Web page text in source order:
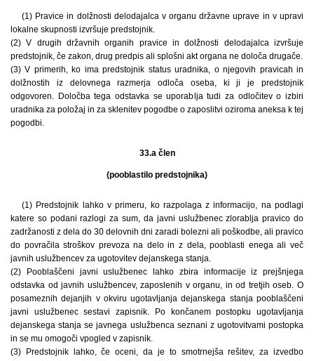
(1) Pravice in dolžnosti delodajalca v organu državne uprave in v upravi
lokalne skupnosti izvršuje predstojnik.
(2) V drugih državnih organih pravice in dolžnosti delodajalca izvršuje
predstojnik, če zakon, drug predpis ali splošni akt organa ne določa drugače.
(3) V primerih, ko ima predstojnik status uradnika, o njegovih pravicah in
dolžnostih iz delovnega razmerja odloča oseba, ki ji je predstojnik
odgovoren. Določba tega odstavka se uporablja tudi za odločitev o izbiri
uradnika za položaj in za sklenitev pogodbe o zaposlitvi oziroma aneksa k tej
pogodbi.
33.a člen
(pooblastilo predstojnika)
(1) Predstojnik lahko v primeru, ko razpolaga z informacijo, na podlagi
katere so podani razlogi za sum, da javni uslužbenec zlorablja pravico do
zadržanosti z dela do 30 delovnih dni zaradi bolezni ali poškodbe, ali pravico
do povračila stroškov prevoza na delo in z dela, pooblasti enega ali več
javnih uslužbencev za ugotovitev dejanskega stanja.
(2) Pooblaščeni javni uslužbenec lahko zbira informacije iz prejšnjega
odstavka od javnih uslužbencev, zaposlenih v organu, in od tretjih oseb. O
posameznih dejanjih v okviru ugotavljanja dejanskega stanja pooblaščeni
javni uslužbenec sestavi zapisnik. Po končanem postopku ugotavljanja
dejanskega stanja se javnega uslužbenca seznani z ugotovitvami postopka
in se mu omogoči vpogled v zapisnik.
(3) Predstojnik lahko, če oceni, da je to smotrnejša rešitev, za izvedbo